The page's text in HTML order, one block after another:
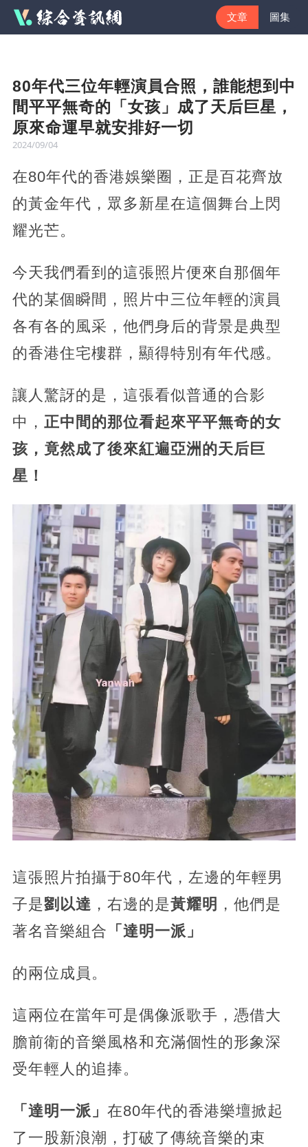
文章 圖集
80年代三位年輕演員合照，誰能想到中
間平平無奇的「女孩」成了天后巨星，
原來命運早就安排好一切
2024/09/04
在80年代的香港娛樂圈，正是百花齊放
的黃金年代，眾多新星在這個舞台上閃
耀光芒。
今天我們看到的這張照片便來自那個年
代的某個瞬間，照片中三位年輕的演員
各有各的風采，他們身后的背景是典型
的香港住宅樓群，顯得特別有年代感。
讓人驚訝的是，這張看似普通的合影
中， 正中間的那位看起來平平無奇的女
孩，竟然成了後來紅遍亞洲的天后巨
星！
這張照片拍攝于80年代， 左邊的年輕男
子是劉以達 ，右邊的是黃耀明 ，他們是
著名音樂組合 「達明一派」
的兩位成員。
這兩位在當年可是偶像派歌手，憑借大
膽前衛的音樂風格和充滿個性的形象深
受年輕人的追捧。
「達明一派」 在80年代的香港樂壇掀起
了一股新浪潮，打破了傳統音樂的束